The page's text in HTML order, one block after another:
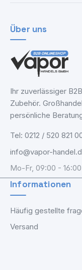
Über uns
Ihr zuverlässiger
Zubehör.
persönliche
Tel: 0212 / 520 821
info@vapor-
Mo-Fr, 09:00 -
Informationen
Häufig gestellte
Versand